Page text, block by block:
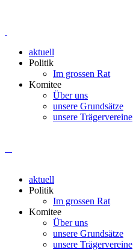
aktuell
Politik
Im grossen Rat
Komitee
Über uns
unsere Grundsätze
unsere Trägervereine
aktuell
Politik
Im grossen Rat
Komitee
Über uns
unsere Grundsätze
unsere Trägervereine